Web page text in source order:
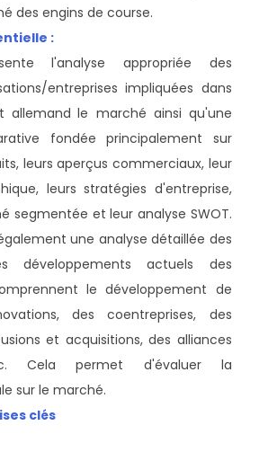
des engins de course.
:
l'analyse appropriée des
entreprises impliquées dans
allemand le marché ainsi qu'une
fondée principalement sur
leurs aperçus commerciaux, leur
leurs stratégies d'entreprise,
segmentée et leur analyse SWOT.
une analyse détaillée des
développements actuels des
le développement de
des coentreprises, des
et acquisitions, des alliances
Cela permet d'évaluer la
sur le marché.
clés